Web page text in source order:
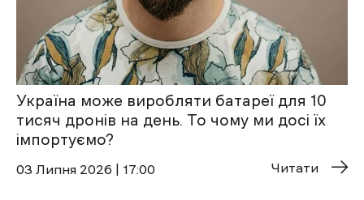
Україна може виробляти батареї для 10
тисяч дронів на день. То чому ми досі їх
імпортуємо?
03 Липня 2026 | 17:00 Читати